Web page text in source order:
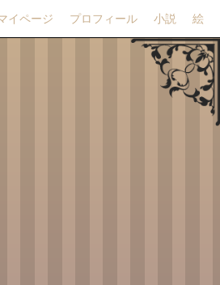
イページ プロフィール 小説 絵